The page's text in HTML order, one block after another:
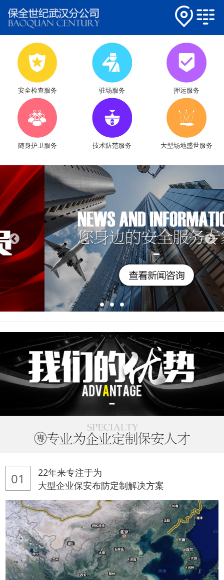
安全检查服务 驻场服务 押运服务
随身护卫服务 技术防范服务 大型场地盛世服务
01
22年来专注于为
大型企业保安布防定制解决方案